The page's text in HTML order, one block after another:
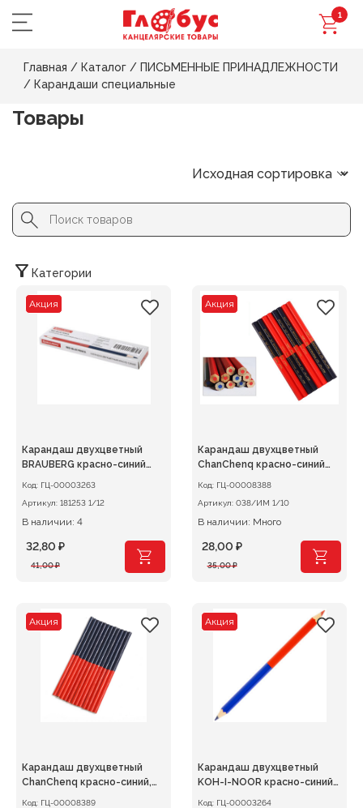
1
Главная / Каталог / ПИСЬМЕННЫЕ ПРИНАДЛЕЖНОСТИ
/ Карандаши специальные
Товары
Search
for:
Button
Категории
Акция
Карандаш двухцветный
BRAUBERG красно-синий
Код: ГЦ-00003263
Артикул:
181253 1/12
В наличии: 4
41,00₽
Первоначальная
41,00 ₽.
32,80 ₽
Текущая
Акция
Карандаш двухцветный
ChanChenq красно-синий
утолщенный,
Код: ГЦ-00008388
Артикул:
038/ИМ 1/10
В наличии: Много
35,00₽
Первоначальная
35,00 ₽.
28,00 ₽
Текущая
Акция
Карандаш двухцветный
ChanChenq красно-синий,
круглый корпус
Код: ГЦ-00008389
Акция
Карандаш двухцветный
KOH-I-NOOR красно-синий
утолщенный 1шт.
Код: ГЦ-00003264